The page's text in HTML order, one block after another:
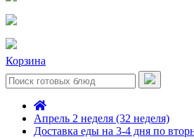
Корзина
Апрель 2 неделя (32 неделя)
Доставка еды на 3-4 дня по